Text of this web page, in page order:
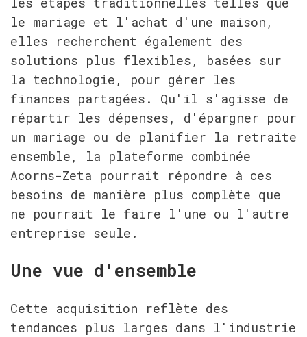
le mariage et l'achat d'une maison,
elles recherchent également des
solutions plus flexibles, basées sur
la technologie, pour gérer les
finances partagées. Qu'il s'agisse de
répartir les dépenses, d'épargner pour
un mariage ou de planifier la retraite
ensemble, la plateforme combinée
Acorns-Zeta pourrait répondre à ces
besoins de manière plus complète que
ne pourrait le faire l'une ou l'autre
entreprise seule.
Une vue d'ensemble
Cette acquisition reflète des
tendances plus larges dans l'industrie